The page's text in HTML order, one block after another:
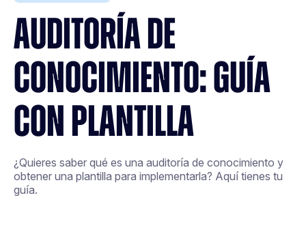
AUDITORÍA DE
CONOCIMIENTO: GUÍA
CON PLANTILLA
¿Quieres saber qué es una auditoría de conocimiento y
obtener una plantilla para implementarla? Aquí tienes tu
guía.